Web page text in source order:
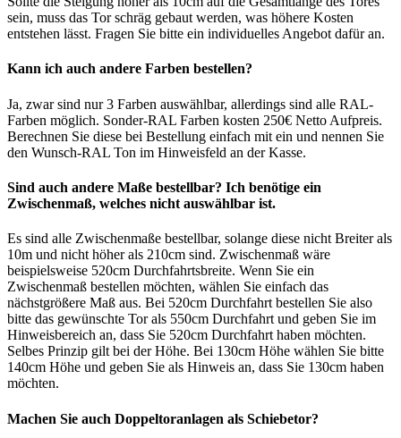
sein, muss das Tor schräg gebaut werden, was höhere Kosten
entstehen lässt. Fragen Sie bitte ein individuelles Angebot dafür an.
Kann ich auch andere Farben bestellen?
Ja, zwar sind nur 3 Farben auswählbar, allerdings sind alle RAL-
Farben möglich. Sonder-RAL Farben kosten 250€ Netto Aufpreis.
Berechnen Sie diese bei Bestellung einfach mit ein und nennen Sie
den Wunsch-RAL Ton im Hinweisfeld an der Kasse.
Sind auch andere Maße bestellbar? Ich benötige ein
Zwischenmaß, welches nicht auswählbar ist.
Es sind alle Zwischenmaße bestellbar, solange diese nicht Breiter als
10m und nicht höher als 210cm sind. Zwischenmaß wäre
beispielsweise 520cm Durchfahrtsbreite. Wenn Sie ein
Zwischenmaß bestellen möchten, wählen Sie einfach das
nächstgrößere Maß aus. Bei 520cm Durchfahrt bestellen Sie also
bitte das gewünschte Tor als 550cm Durchfahrt und geben Sie im
Hinweisbereich an, dass Sie 520cm Durchfahrt haben möchten.
Selbes Prinzip gilt bei der Höhe. Bei 130cm Höhe wählen Sie bitte
140cm Höhe und geben Sie als Hinweis an, dass Sie 130cm haben
möchten.
Machen Sie auch Doppeltoranlagen als Schiebetor?